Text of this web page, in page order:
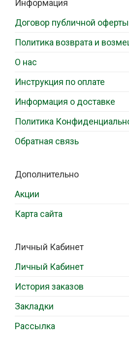
Информация
Договор публичной оферты
Политика возврата и
О нас
Инструкция по оплате
Информация о доставке
Политика
Обратная связь
Дополнительно
Акции
Карта сайта
Личный Кабинет
Личный Кабинет
История заказов
Закладки
Рассылка